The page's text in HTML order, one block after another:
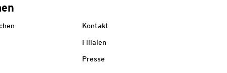
Kontakt
Filialen
Presse